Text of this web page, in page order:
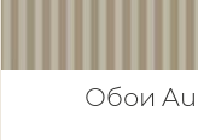
Обои